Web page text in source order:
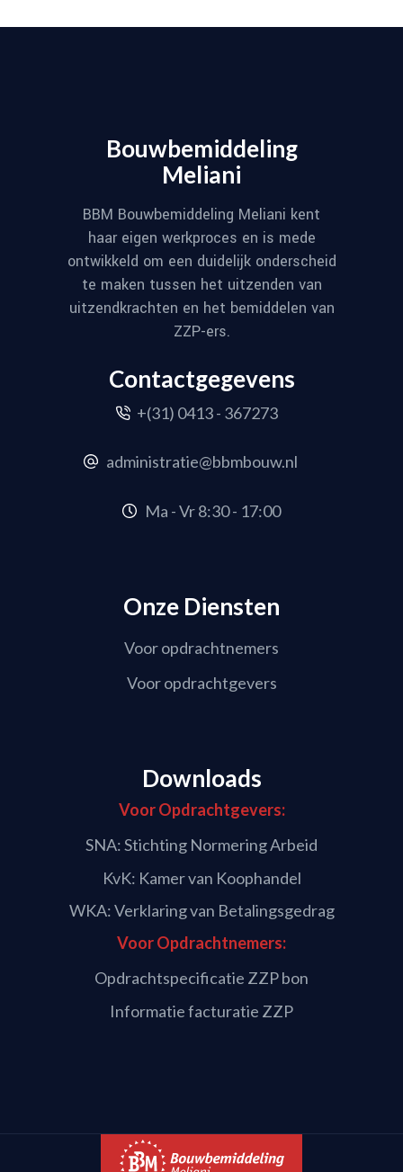
Bouwbemiddeling
Meliani
BBM Bouwbemiddeling Meliani kent
haar eigen werkproces en is mede
ontwikkeld om een duidelijk onderscheid
te maken tussen het uitzenden van
uitzendkrachten en het bemiddelen van
ZZP-ers.
Contactgegevens
+(31) 0413 - 367273
administratie@bbmbouw.nl
Ma - Vr 8:30 - 17:00
Onze Diensten
Voor opdrachtnemers
Voor opdrachtgevers
Downloads
Voor Opdrachtgevers:
SNA: Stichting Normering Arbeid
KvK: Kamer van Koophandel
WKA: Verklaring van Betalingsgedrag
Voor Opdrachtnemers:
Opdrachtspecificatie ZZP bon
Informatie facturatie ZZP